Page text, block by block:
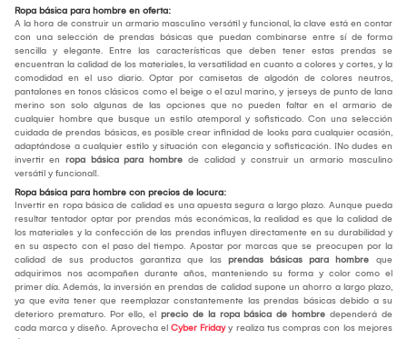
Ropa básica para hombre en oferta:
A la hora de construir un armario masculino versátil y funcional, la clave está en contar
con una selección de prendas básicas que puedan combinarse entre sí de forma
sencilla y elegante. Entre las características que deben tener estas prendas se
encuentran la calidad de los materiales, la versatilidad en cuanto a colores y cortes, y la
comodidad en el uso diario. Optar por camisetas de algodón de colores neutros,
pantalones en tonos clásicos como el beige o el azul marino, y jerseys de punto de lana
merino son solo algunas de las opciones que no pueden faltar en el armario de
cualquier hombre que busque un estilo atemporal y sofisticado. Con una selección
cuidada de prendas básicas, es posible crear infinidad de looks para cualquier ocasión,
adaptándose a cualquier estilo y situación con elegancia y sofisticación. ¡No dudes en
invertir en ropa básica para hombre de calidad y construir un armario masculino
versátil y funcional!.
Ropa básica para hombre con precios de locura:
Invertir en ropa básica de calidad es una apuesta segura a largo plazo. Aunque pueda
resultar tentador optar por prendas más económicas, la realidad es que la calidad de
los materiales y la confección de las prendas influyen directamente en su durabilidad y
en su aspecto con el paso del tiempo. Apostar por marcas que se preocupen por la
calidad de sus productos garantiza que las prendas básicas para hombre que
adquirimos nos acompañen durante años, manteniendo su forma y color como el
primer día. Además, la inversión en prendas de calidad supone un ahorro a largo plazo,
ya que evita tener que reemplazar constantemente las prendas básicas debido a su
deterioro prematuro. Por ello, el precio de la ropa básica de hombre dependerá de
cada marca y diseño. Aprovecha el Cyber Fridayy realiza tus compras con los mejores